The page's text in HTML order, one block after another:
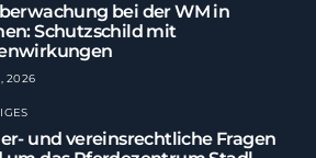
bei der WM in
Schutzschild mit
2026
und vereinsrechtliche Fragen